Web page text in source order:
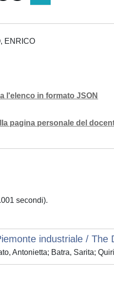
ENRICO
l'elenco in formato JSON
pagina personale del
secondi).
industriale /
Antonietta; Batra, Sarita;